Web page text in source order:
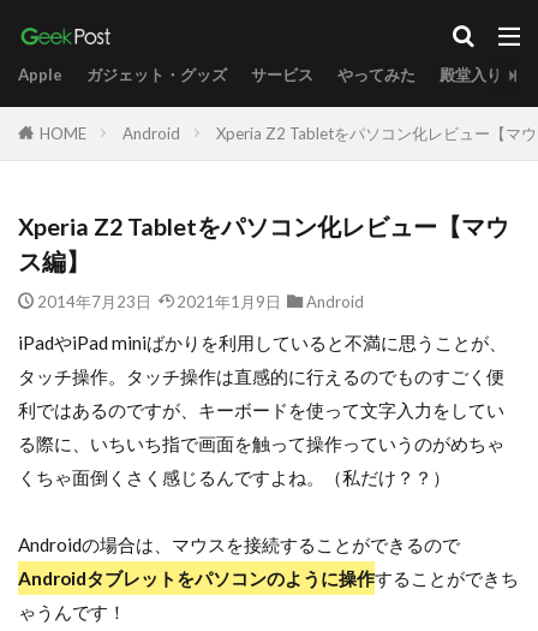
Apple ガジェット・グッズ サービス やってみた 殿堂入り
HOME Android Xperia Z2 Tabletをパソコン化レビュー【マ
Xperia Z2 Tabletをパソコン化レビュー【マウ
ス編】
2014年7月23日 2021年1月9日 Android
iPadやiPad miniばかりを利用していると不満に思うことが、
タッチ操作。タッチ操作は直感的に行えるのでものすごく便
利ではあるのですが、キーボードを使って文字入力をしてい
る際に、いちいち指で画面を触って操作っていうのがめちゃ
くちゃ面倒くさく感じるんですよね。（私だけ？？）
Androidの場合は、マウスを接続することができるので
Androidタブレットをパソコンのように操作することができち
ゃうんです！